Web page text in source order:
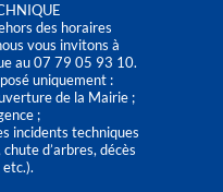
des horaires
vous invitons à
au 07 79 05 93 10.
uniquement :
de la Mairie ;
;
incidents techniques
d’arbres, décès
etc.).